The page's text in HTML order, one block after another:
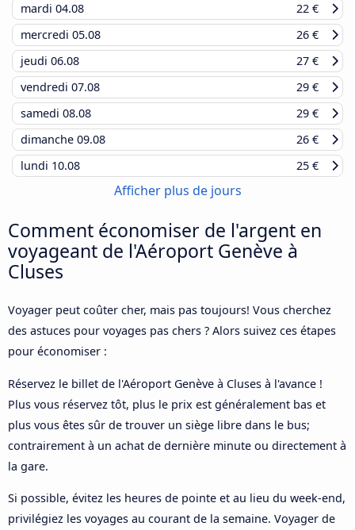
mardi 04.08
22 €
mercredi 05.08
26 €
jeudi 06.08
27 €
vendredi 07.08
29 €
samedi 08.08
29 €
dimanche 09.08
26 €
lundi 10.08 25 €
Afficher plus de jours
Comment économiser de l'argent en
voyageant de l'Aéroport Genève à
Cluses
Voyager peut coûter cher, mais pas toujours! Vous cherchez
des astuces pour voyages pas chers ? Alors suivez ces étapes
pour économiser :
Réservez le billet de l'Aéroport Genève à Cluses à l'avance !
Plus vous réservez tôt, plus le prix est généralement bas et
plus vous êtes sûr de trouver un siège libre dans le bus;
contrairement à un achat de dernière minute ou directement à
la gare.
Si possible, évitez les heures de pointe et au lieu du week-end,
privilégiez les voyages au courant de la semaine. Voyager de